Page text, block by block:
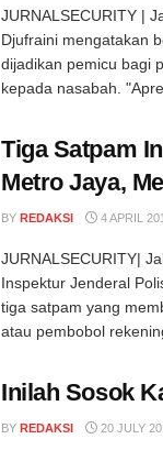
JURNALSECURITY |
Djufraini mengatakan
dijadikan pemicu bagi
kepada nasabah.
Tiga Satpam
Metro Jaya,
BY REDAKSI 4 APRIL
JURNALSECURITY|
Inspektur Jenderal
tiga satpam yang
atau pembobol
Inilah Sosok
BY REDAKSI 20 JULY